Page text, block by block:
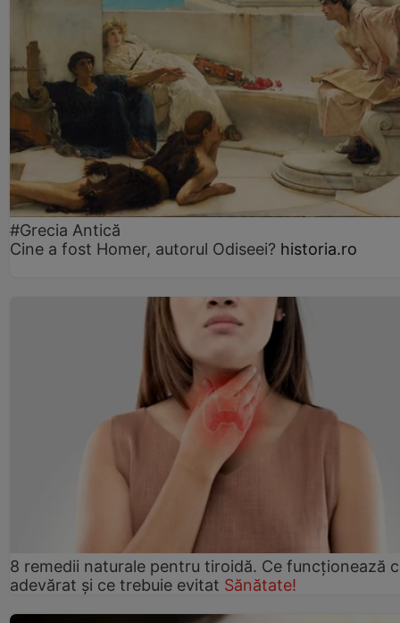
#Grecia Antică
Cine a fost Homer, autorul Odiseei? historia.ro
8 remedii naturale pentru tiroidă. Ce funcționează
adevărat și ce trebuie evitat Sănătate!